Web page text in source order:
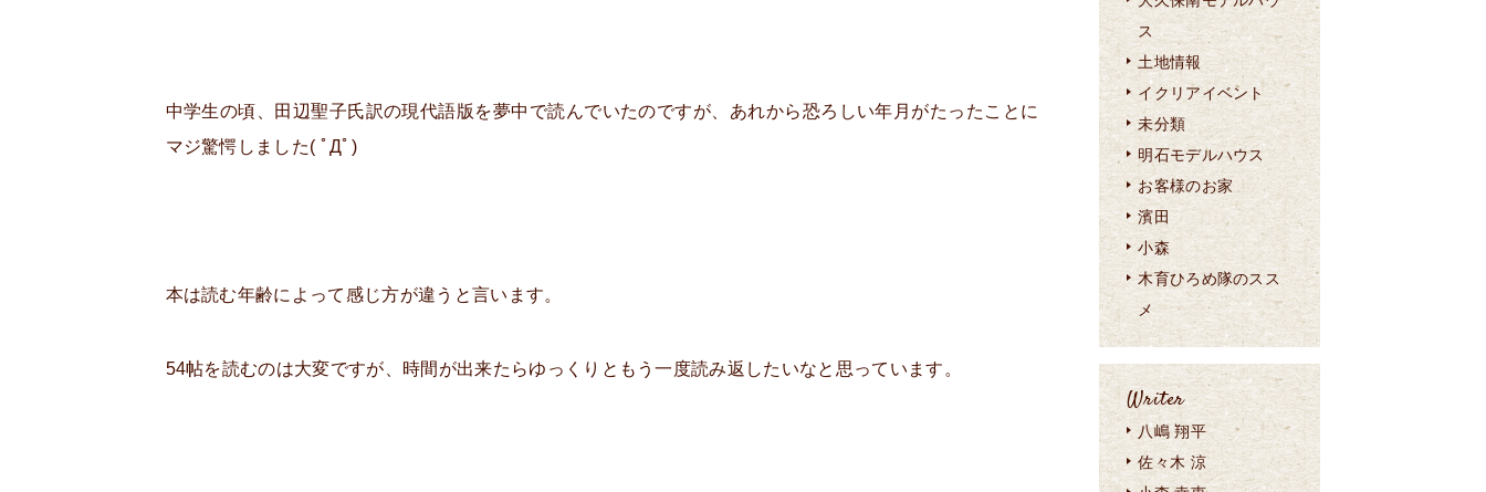
中学生の頃、田辺聖子氏訳の現代語版を夢中で読んでいたのですが、あれから恐ろしい年月がたったことに
マジ驚愕しました( ﾟДﾟ)
本は読む年齢によって感じ方が違うと言います。
54帖を読むのは大変ですが、時間が出来たらゆっくりともう一度読み返したいなと思っています。
ス
土地情報
イクリアイベント
未分類
明石モデルハウス
お客様のお家
濱田
小森
木育ひろめ隊のスス
メ
Writer
八嶋 翔平
佐々木 涼